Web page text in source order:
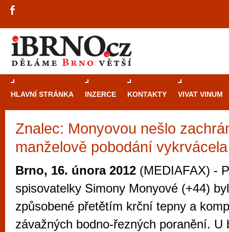
HLAVNÍ STRÁNKA INZERCE KONTAKTY VIVAT VINUM
Znalec: Monyovou nešlo
manželově pobodání vykrvácela
Brno, 16. února 2012 (MEDIAFAX) -
spisovatelky Simony Monyové (+44)
způsobené přetětím krční tepny a
závažných bodno-řezných poranění. U
Průvodce
Brně: Od
Brno je
zajímavé
restaurace,
Mimo jiné je ale také místem, kde si